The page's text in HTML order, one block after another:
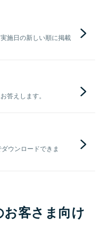
施日の新しい順に掲載
答えします。
ウンロードできま
お客さま向け